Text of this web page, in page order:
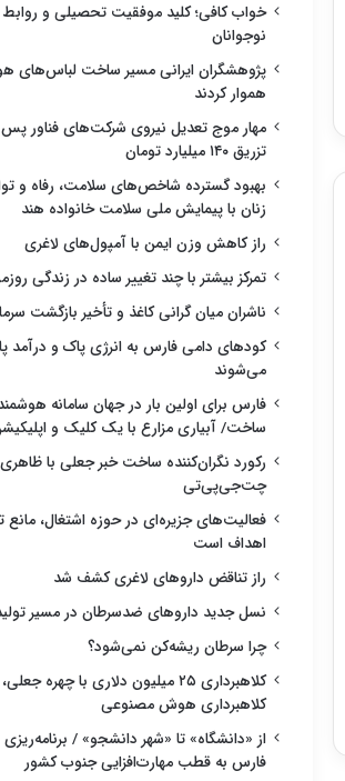
خواب کافی؛ کلید موفقیت تحصیلی و روابط
نوجوانان
پژوهشگران ایرانی مسیر ساخت لباس‌های
هموار کردند
مهار موج تعدیل نیروی شرکت‌های فناور
تزریق ۱۴۰ میلیارد تومان
بهبود گسترده شاخص‌های سلامت، رفاه و
زنان با پیمایش ملی سلامت خانواده هند
راز کاهش وزن ایمن با آمپول‌های لاغری
تمرکز بیشتر با چند تغییر ساده در زندگی
ناشران میان گرانی کاغذ و تأخیر بازگشت
کودهای دامی فارس به انرژی پاک و درآمد
می‌شوند
فارس برای اولین بار در جهان سامانه
ساخت/ آبیاری مزارع با یک کلیک و
رکورد نگران‌کننده ساخت خبر جعلی با
چت‌جی‌پی‌تی
فعالیت‌های جزیره‌ای در حوزه اشتغال،
اهداف است
راز تناقض داروهای لاغری کشف شد
نسل جدید داروهای ضدسرطان در مسیر
چرا سرطان ریشه‌کن نمی‌شود؟
کلاهبرداری ۲۵ میلیون دلاری با چهره
کلاهبرداری هوش مصنوعی
از «دانشگاه» تا «شهر دانشجو» / برنامه‌ریزی
فارس به قطب مهارت‌افزایی جنوب کشور